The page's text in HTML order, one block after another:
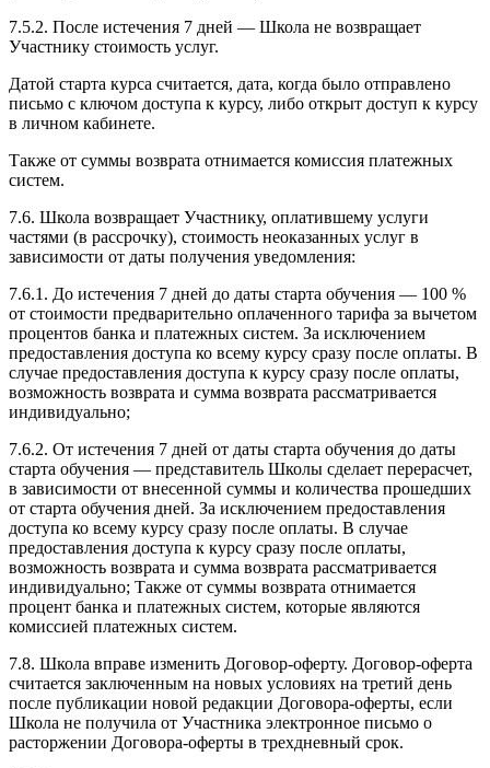
7.5.2. После истечения 7 дней — Школа не возвращает
Участнику стоимость услуг.
Датой старта курса считается, дата, когда было отправлено
письмо с ключом доступа к курсу, либо открыт доступ к курсу
в личном кабинете.
Также от суммы возврата отнимается комиссия платежных
систем.
7.6. Школа возвращает Участнику, оплатившему услуги
частями (в рассрочку), стоимость неоказанных услуг в
зависимости от даты получения уведомления:
7.6.1. До истечения 7 дней до даты старта обучения — 100 %
от стоимости предварительно оплаченного тарифа за вычетом
процентов банка и платежных систем. За исключением
предоставления доступа ко всему курсу сразу после оплаты. В
случае предоставления доступа к курсу сразу после оплаты,
возможность возврата и сумма возврата рассматривается
индивидуально;
7.6.2. От истечения 7 дней от даты старта обучения до даты
старта обучения — представитель Школы сделает перерасчет,
в зависимости от внесенной суммы и количества прошедших
от старта обучения дней. За исключением предоставления
доступа ко всему курсу сразу после оплаты. В случае
предоставления доступа к курсу сразу после оплаты,
возможность возврата и сумма возврата рассматривается
индивидуально; Также от суммы возврата отнимается
процент банка и платежных систем, которые являются
комиссией платежных систем.
7.8. Школа вправе изменить Договор-оферту. Договор-оферта
считается заключенным на новых условиях на третий день
после публикации новой редакции Договора-оферты, если
Школа не получила от Участника электронное письмо о
расторжении Договора-оферты в трехдневный срок.